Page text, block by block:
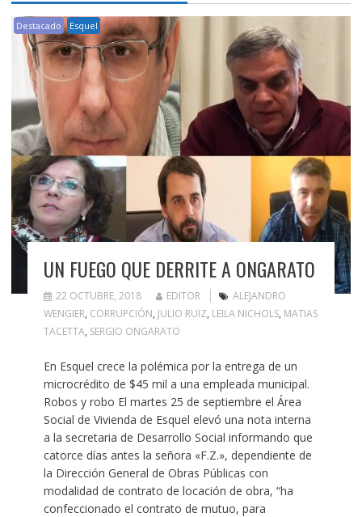
Destacado Esquel
UN FUEGO QUE DERRITE A ONGARATO
22 OCTUBRE, 2018 EDITOR
ALEJANDRO
WENGIER, CORRUPCIÓN, JULIO RUIZ, LEILA NICHOLS, MATIAS
TACETTA, SERGIO ONGARATO
En Esquel crece la polémica por la entrega de un
microcrédito de $45 mil a una empleada municipal.
Robos y robo El martes 25 de septiembre el Área
Social de Vivienda de Esquel elevó una nota interna
a la secretaria de Desarrollo Social informando que
catorce días antes la señora «F.Z.», dependiente de
la Dirección General de Obras Públicas con
modalidad de contrato de locación de obra, “ha
confeccionado el contrato de mutuo, para